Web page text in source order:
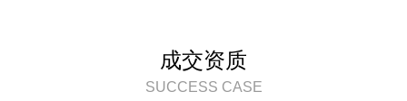
成交资质
SUCCESS CASE